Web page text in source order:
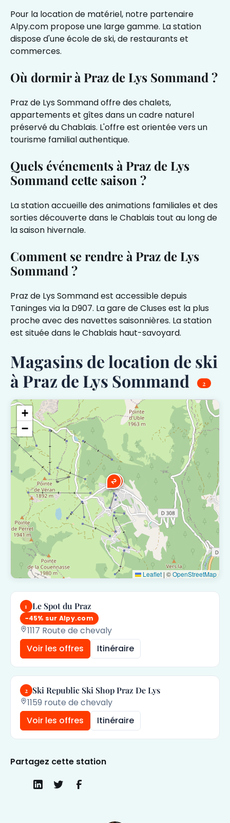
Pour la location de matériel, notre partenaire
Alpy.com propose une large gamme. La station
dispose d'une école de ski, de restaurants et
commerces.
Où dormir à Praz de Lys Sommand ?
Praz de Lys Sommand offre des chalets,
appartements et gîtes dans un cadre naturel
préservé du Chablais. L'offre est orientée vers un
tourisme familial authentique.
Quels événements à Praz de Lys
Sommand cette saison ?
La station accueille des animations familiales et des
sorties découverte dans le Chablais tout au long de
la saison hivernale.
Comment se rendre à Praz de Lys
Sommand ?
Praz de Lys Sommand est accessible depuis
Taninges via la D907. La gare de Cluses est la plus
proche avec des navettes saisonnières. La station
est située dans le Chablais haut-savoyard.
Magasins de location de ski
à Praz de Lys Sommand
2
1
2
+
−
Leaflet | ©OpenStreetMap
1 Le Spot du Praz
−45% sur Alpy.com
1117 Route de chevaly
Voir les offres
Itinéraire
2 Ski Republic Ski Shop Praz De Lys
1159 route de chevaly
Voir les offres
Itinéraire
Partagez cette station